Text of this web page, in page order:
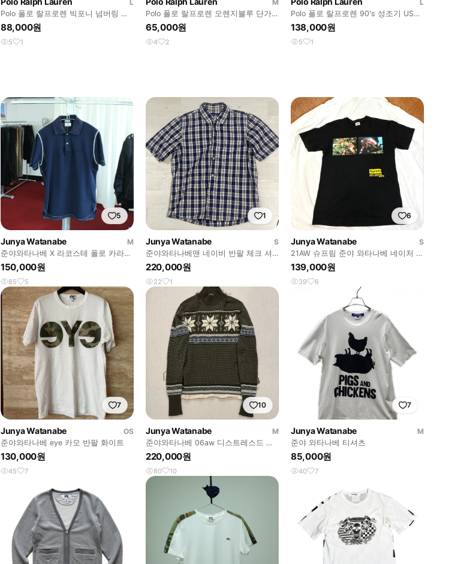
L
Polo 폴로 랄프로렌 빅포니 넘버링 타
탄 체크 PK 카라티셔츠
88,000원
5 1
M
Polo 폴로 랄프로렌 오렌지블루 단가
라 럭비 셔츠
65,000원
4 2
L
Polo 폴로 랄프로렌 90's 성조기 USA
그레이컬러 맨투맨
138,000원
5 1
5
Junya Watanabe
M
준야와타나베 X 라코스테 폴로 카라
티
150,000원
85 5
1
Junya Watanabe
S
준야와타나베맨 네이비 반팔 체크 셔
츠
220,000원
22 1
6
Junya Watanabe
S
21AW 슈프림 준야 와타나베 네이처 티
셔츠
139,000원
39 6
7
Junya Watanabe
OS
준야와타나베 eye 카모 반팔 화이트
130,000원
45 7
10
Junya Watanabe
M
준야와타나베 06aw 디스트레스드 노
르딕 패치 스웨터
220,000원
80 10
7
Junya Watanabe
M
준야 와타나베 티셔츠
85,000원
40 7